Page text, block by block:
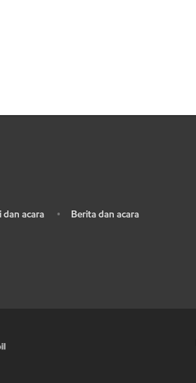
dan acara • Berita dan acara